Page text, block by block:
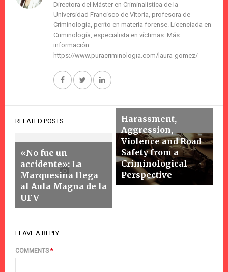
Directora del Máster en Criminalística de la
Universidad Francisco de Vitoria, profesora de
Criminología, perito en materia forense. Licenciada en
Criminología, especialista en víctimas. Más
información:
https://www.puracriminologia.com/laura-gomez/
RELATED POSTS
«No fue un
accidente»: La
Marquesina llega
al Aula Magna de la
UFV
Harassment,
Aggression,
Violence and Road
Safety from a
Criminological
Perspective
LEAVE A REPLY
COMMENTS*